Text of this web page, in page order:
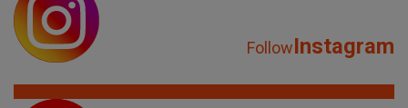
FollowInstagram